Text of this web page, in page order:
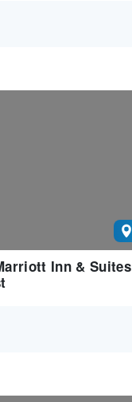
Inn & Suites